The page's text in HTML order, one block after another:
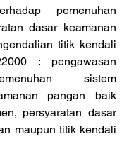
pemenuhan
dasar keamanan
titik kendali
: pengawasan
sistem
pangan baik
persyaratan dasar
maupun titik kendali